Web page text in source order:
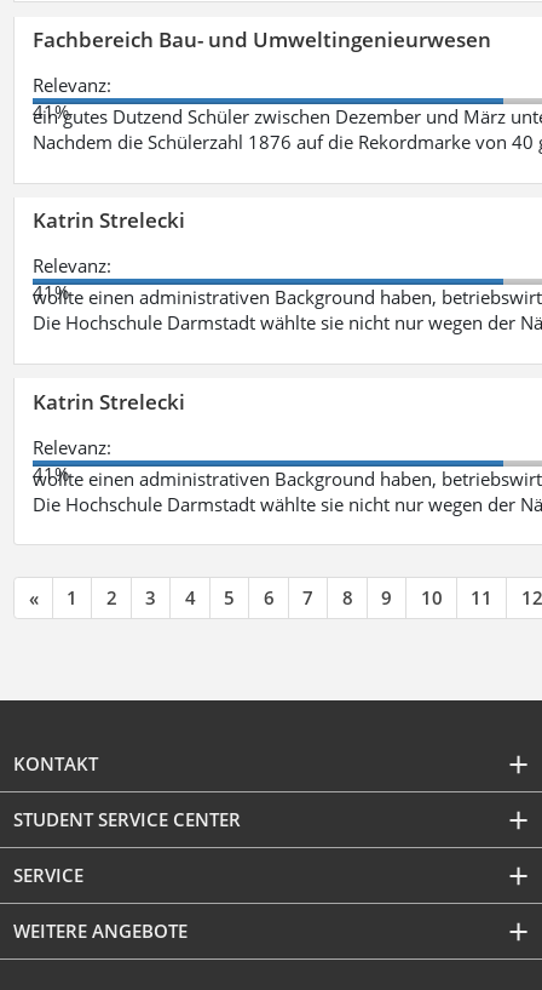
Fachbereich Bau- und Umweltingenieurwesen
Relevanz:
41%
ein gutes Dutzend Schüler zwischen Dezember und März
Nachdem die Schülerzahl 1876 auf die Rekordmarke von
Katrin Strelecki
Relevanz:
41%
wollte einen administrativen Background haben,
Die Hochschule Darmstadt wählte sie nicht nur wegen der
Katrin Strelecki
Relevanz:
41%
wollte einen administrativen Background haben,
Die Hochschule Darmstadt wählte sie nicht nur wegen der
« 1 2 3 4 5 6 7 8 9 10 11 12
KONTAKT
STUDENT SERVICE CENTER
SERVICE
WEITERE ANGEBOTE